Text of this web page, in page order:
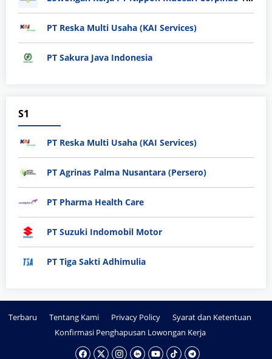
PT Reska Multi Usaha (KAI Services)
PT Sakura Java Indonesia
S1
PT Reska Multi Usaha (KAI Services)
PT Agrinas Palma Nusantara (Persero)
PT Pharma Health Care
PT Suzuki Indomobil Motor
PT Tiga Sakti Adhimulia
Terbaru Tentang Kami Privacy Policy
Syarat dan Ketentuan
Konfirmasi Penghapusan Lowongan Kerja